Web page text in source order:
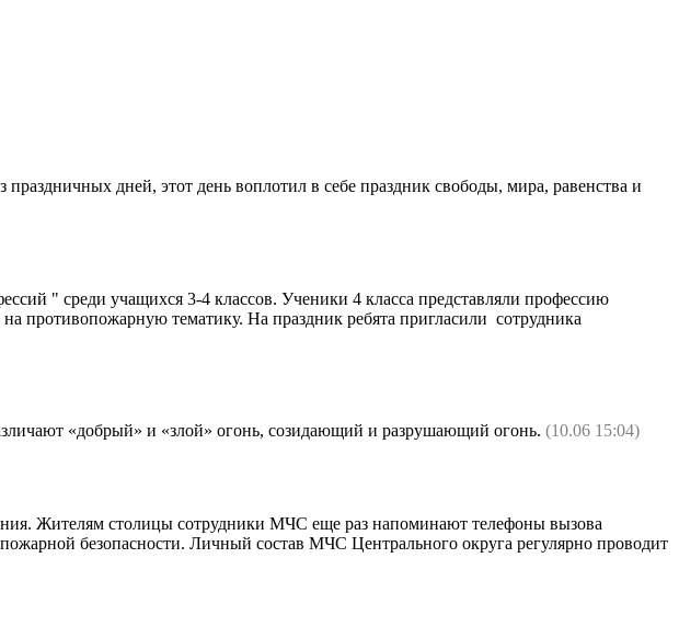
дней, этот день воплотил в себе праздник свободы, мира, равенства и
" среди учащихся 3-4 классов. Ученики 4 класса представляли профессию
противопожарную тематику. На праздник ребята пригласили сотрудника
«добрый» и «злой» огонь, созидающий и разрушающий огонь. (10.06 15:04)
Жителям столицы сотрудники МЧС еще раз напоминают телефоны вызова
безопасности. Личный состав МЧС Центрального округа регулярно проводит